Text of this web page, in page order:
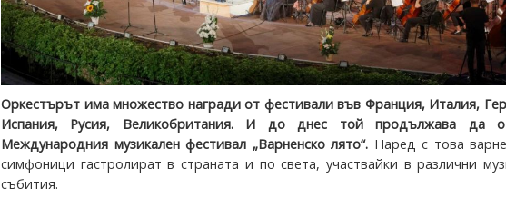
Оркестърът има множество награди от фестивали във Франция, Италия,
Испания, Русия, Великобритания. И до днес той продължава да
Международния музикален фестивал „Варненско лято“. Наред с това
симфоници гастролират в страната и по света, участвайки в различни
събития.